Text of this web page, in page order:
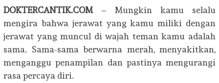
DOKTERCANTIK.COM– Mungkin kamu selalu
mengira bahwa jerawat yang kamu miliki dengan
jerawat yang muncul di wajah teman kamu adalah
sama. Sama-sama berwarna merah, menyakitkan,
menganggu penampilan dan pastinya mengurangi
rasa percaya diri.